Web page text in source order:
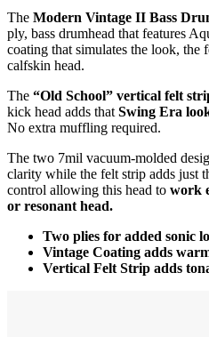
The Modern Vintage II Bass
ply, bass drumhead that features
coating that simulates the look, the
calfskin head.
The “Old School” vertical felt
kick head adds that Swing Era
No extra muffling required.
The two 7mil vacuum-molded
clarity while the felt strip adds just
control allowing this head to work
or resonant head.
Two plies for added sonic
Vintage Coating adds
Vertical Felt Strip adds